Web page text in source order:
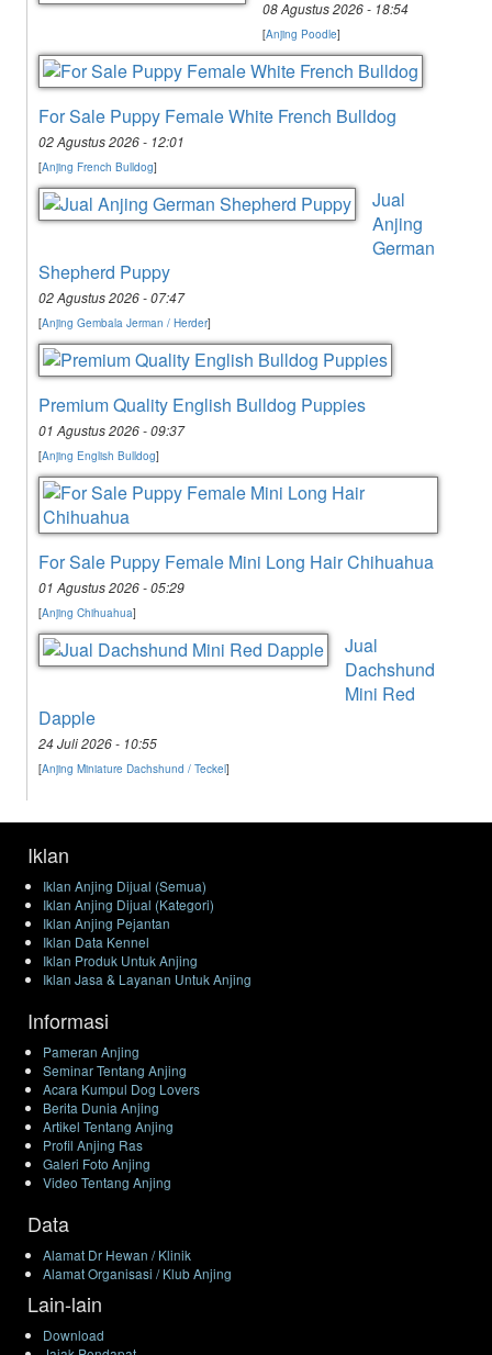
08 Agustus 2026 - 18:54
[Anjing Poodle]
For Sale Puppy Female White French Bulldog
02 Agustus 2026 - 12:01
[Anjing French Bulldog]
Jual
Anjing
German
Shepherd Puppy
02 Agustus 2026 - 07:47
[Anjing Gembala Jerman / Herder]
Premium Quality English Bulldog Puppies
01 Agustus 2026 - 09:37
[Anjing English Bulldog]
For Sale Puppy Female Mini Long Hair Chihuahua
01 Agustus 2026 - 05:29
[Anjing Chihuahua]
Jual
Dachshund
Mini Red
Dapple
24 Juli 2026 - 10:55
[Anjing Miniature Dachshund / Teckel]
Iklan
Iklan Anjing Dijual (Semua)
Iklan Anjing Dijual (Kategori)
Iklan Anjing Pejantan
Iklan Data Kennel
Iklan Produk Untuk Anjing
Iklan Jasa & Layanan Untuk Anjing
Informasi
Pameran Anjing
Seminar Tentang Anjing
Acara Kumpul Dog Lovers
Berita Dunia Anjing
Artikel Tentang Anjing
Profil Anjing Ras
Galeri Foto Anjing
Video Tentang Anjing
Data
Alamat Dr Hewan / Klinik
Alamat Organisasi / Klub Anjing
Lain-lain
Download